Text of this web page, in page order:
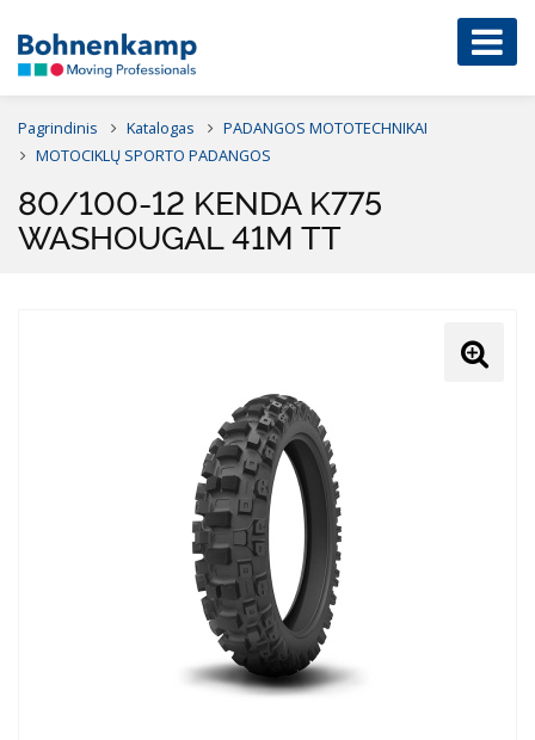
Pagrindinis Katalogas
PADANGOS MOTOTECHNIKAI
MOTOCIKLŲ SPORTO PADANGOS
80/100-12 KENDA K775
WASHOUGAL 41M TT